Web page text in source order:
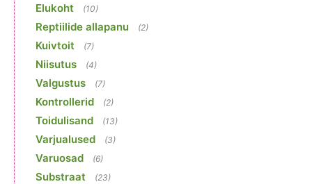
Elukoht (10)
Reptiilide allapanu (2)
Kuivtoit (7)
Niisutus (4)
Valgustus (7)
Kontrollerid (2)
Toidulisand (13)
Varjualused (3)
Varuosad (6)
Substraat (23)